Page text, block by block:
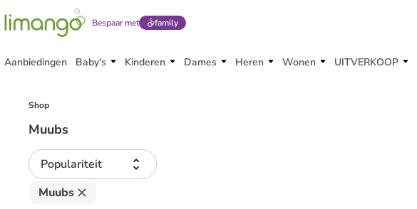
Bespaar met family
Aanbiedingen Baby's Kinderen Dames Heren Wonen UITVERKOOP
Shop
Muubs
Populariteit
Muubs